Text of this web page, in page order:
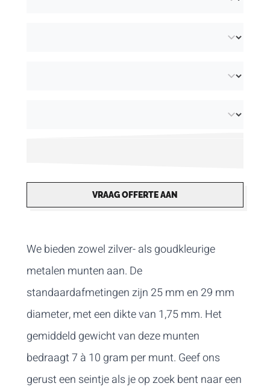
VRAAG OFFERTE AAN
We bieden zowel zilver- als goudkleurige
metalen munten aan. De
standaardafmetingen zijn 25 mm en 29 mm
diameter, met een dikte van 1,75 mm. Het
gemiddeld gewicht van deze munten
bedraagt 7 à 10 gram per munt. Geef ons
gerust een seintjeals je op zoek bent naar een